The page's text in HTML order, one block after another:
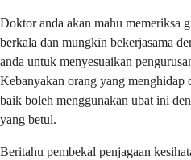
Doktor anda akan mahu memeriksa
berkala dan mungkin bekerjasama
anda untuk menyesuaikan
Kebanyakan orang yang menghidap
baik boleh menggunakan ubat ini
yang betul.
Beritahu pembekal penjagaan